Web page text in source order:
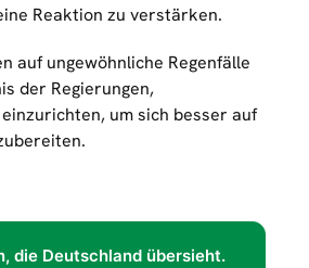
Reaktion zu verstärken.
auf ungewöhnliche Regenfälle
der Regierungen,
um sich besser auf
die Deutschland übersieht.